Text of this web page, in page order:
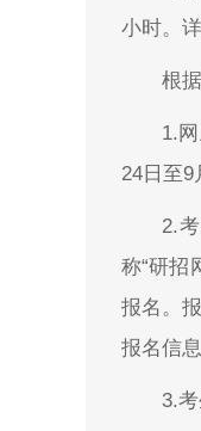
小时。
根
1.
24日至9
2.
称“研招
报名。
报名信
3.